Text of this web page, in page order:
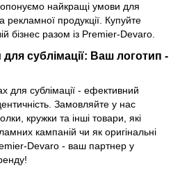
найкращі умови для
рекламної продукції. Купуйте
бізнес разом із Premier-Devaro.
сублімації: Ваш логотип -
для сублімації - ефективний
Замовляйте у нас
кружки та інші товари, які
кампаній чи як оригінальні
Devaro - ваш партнер у